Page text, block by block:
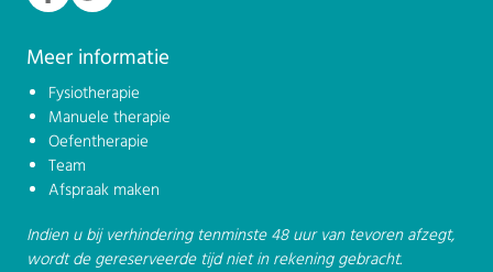
Meer informatie
Fysiotherapie
Manuele therapie
Oefentherapie
Team
Afspraak maken
Indien u bij verhindering tenminste 48 uur van tevoren afzegt,
wordt de gereserveerde tijd niet in rekening gebracht.